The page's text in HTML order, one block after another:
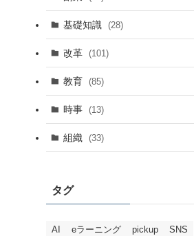
基礎知識 (28)
改革 (101)
教育 (85)
時事 (13)
組織 (33)
タグ
AI eラーニング pickup
SNS